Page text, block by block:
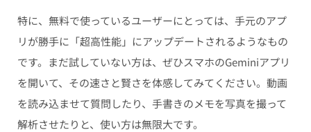
特に、無料で使っているユーザーにとっては、手元のアプ
リが勝手に「超高性能」にアップデートされるようなもの
です。まだ試していない方は、ぜひスマホのGeminiアプリ
を開いて、その速さと賢さを体感してみてください。動画
を読み込ませて質問したり、手書きのメモを写真を撮って
解析させたりと、使い方は無限大です。